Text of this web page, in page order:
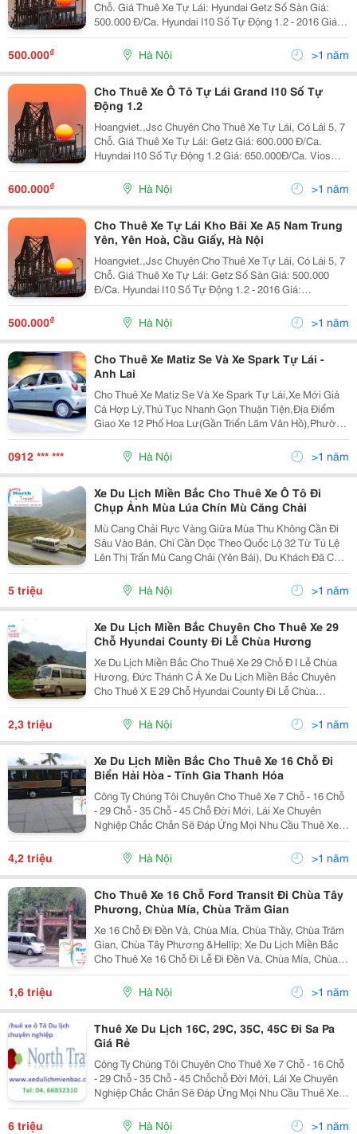
Chỗ. Giá Thuê Xe Tự Lái: Hyundai Getz Số Sàn Giá:
500.000 Đ/Ca. Hyundai I10 Số Tự Động 1.2 - 2016 Giá:
600.000Đ/Ca. Hyundai I10 Số Tự Động 1.2 - 2018 Giá:
650.000Đ/Ca. Hyundai Accen
500.000₫ Hà Nội >1 năm
Cho Thuê Xe Ô Tô Tự Lái Grand I10 Số Tự
Động 1.2
Hoangviet.,Jsc Chuyên Cho Thuê Xe Tự Lái, Có Lái 5, 7
Chỗ. Giá Thuê Xe Tự Lái: Getz Giá: 600.000 Đ/Ca.
Huyndai I10 Số Tự Động 1.2 Giá: 650.000Đ/Ca. Vios
Limo 2010 Giá: 650.000 Đ/Ca. Vios E 2010 Giá: 800.000
Đ/Ca. Innova G 2008 Giá:
600.000₫ Hà Nội >1 năm
Cho Thuê Xe Tự Lái Kho Bãi Xe A5 Nam Trung
Yên, Yên Hoà, Cầu Giấy, Hà Nội
Hoangviet.,Jsc Chuyên Cho Thuê Xe Tự Lái, Có Lái 5, 7
Chỗ. Giá Thuê Xe Tự Lái: Getz Số Sàn Giá: 500.000
Đ/Ca. Hyundai I10 Số Tự Động 1.2 - 2016 Giá:
600.000Đ/Ca. Hyundai I10 Số Tự Động 1.2 - 2018 Giá:
650.000 Đ/Ca. Vios Limo 2010 Số
500.000₫ Hà Nội >1 năm
Cho Thuê Xe Matiz Se Và Xe Spark Tự Lái -
Anh Lai
Cho Thuê Xe Matiz Se Và Xe Spark Tự Lái,Xe Mới Giá
Cả Hợp Lý,Thủ Tục Nhanh Gọn Thuận Tiện,Địa Điểm
Giao Xe 12 Phố Hoa Lư(Gần Triển Lãm Vân Hồ),Phường
Lê Đại Hành,Quận Hai Bà Trưng,Tp Hà Nội. Mọi Chi Tiết
Xin Liên Hệ:anh Lai - 0912 860 239 Hoặc (04) 3
0912 *** *** Hà Nội >1 năm
Xe Du Lịch Miền Bắc Cho Thuê Xe Ô Tô Đi
Chụp Ảnh Mùa Lúa Chín Mù Căng Chải
Mù Cang Chải Rực Vàng Giữa Mùa Thu Không Cần Đi
Sâu Vào Bản, Chỉ Cần Dọc Theo Quốc Lộ 32 Từ Tú Lệ
Lên Thị Trấn Mù Cang Chải (Yên Bái), Du Khách Đã Có
Thể Chiêm Ngưỡng Những Thửa Ruộng Bậc Thang
Tầng Tầng, Lớp Lớp Vàng Óng Lên Tới Tận Mây Trời.
5 triệu Hà Nội >1 năm
Xe Du Lịch Miền Bắc Chuyên Cho Thuê Xe 29
Chỗ Hyundai County Đi Lễ Chùa Hương
Xe Du Lịch Miền Bắc Cho Thuê Xe 29 Chỗ Đ I Lễ Chùa
Hương, Đức Thánh C Ả Xe Du Lịch Miền Bắc Chuyên
Cho Thuê X E 29 Chỗ Hyundai County Đi Lễ Chùa
Hương &Ndash; Đức Thánh Cả Lh Ms Hiền Lương
0919 083 069 &Ndash; 0936 386 066 Xe Du Lịch Miền B
2,3 triệu Hà Nội >1 năm
Xe Du Lịch Miền Bắc Cho Thuê Xe 16 Chỗ Đi
Biển Hải Hòa - Tĩnh Gia Thanh Hóa
Công Ty Chúng Tôi Chuyên Cho Thuê Xe 7 Chỗ - 16 Chỗ
- 29 Chỗ - 35 Chỗ - 45 Chỗ Đời Mới, Lái Xe Chuyên
Nghiệp Chắc Chắn Sẽ Đáp Ứng Mọi Nhu Cầu Thuê Xe
Của Cá Nhân- Gia Đình- Tập Thể, Cơ Quan Đi Du Lịch ,
Thăm Quan Nghỉ Mát , Lễ Hội, Cưới Hỏi.... Ch
4,2 triệu Hà Nội >1 năm
Cho Thuê Xe 16 Chỗ Ford Transit Đi Chùa Tây
Phương, Chùa Mía, Chùa Trăm Gian
Xe 16 Chỗ Đi Đền Và, Chùa Mía, Chùa Thầy, Chùa Trăm
Gian, Chùa Tây Phương &Hellip; Xe Du Lịch Miền Bắc
Cho Thuê Xe 16 Chỗ Đi Lễ Đi Đền Và, Chùa Mía, Chùa
Thầy, Chùa Trăm Gian, Chùa Tây Phương Xe Du Lịch
Miền Bắc Chuyên Cho Thuê X E 16 Ford Tra
1,6 triệu Hà Nội >1 năm
Thuê Xe Du Lịch 16C, 29C, 35C, 45C Đi Sa Pa
Giá Rẻ
Công Ty Chúng Tôi Chuyên Cho Thuê Xe 7 Chỗ - 16 Chỗ
- 29 Chỗ - 35 Chỗ - 45 Chỗchỗ Đời Mới, Lái Xe Chuyên
Nghiệp Chắc Chắn Sẽ Đáp Ứng Mọi Nhu Cầu Thuê Xe
Của Cá Nhân- Gia Đình- Tập Thể, Cơ Quan Đi Du Lịch ,
Thăm Quan Nghỉ Mát, Lễ Hội, Cưới Hỏi....
6 triệu Hà Nội >1 năm